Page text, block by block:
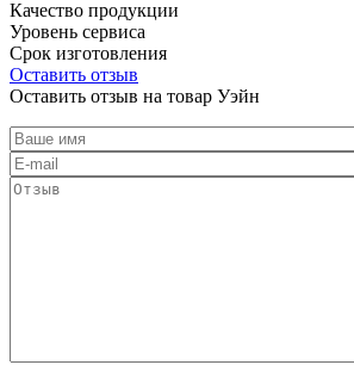
Качество продукции
Уровень сервиса
Срок изготовления
Оставить отзыв
Оставить отзыв на товар Уэйн